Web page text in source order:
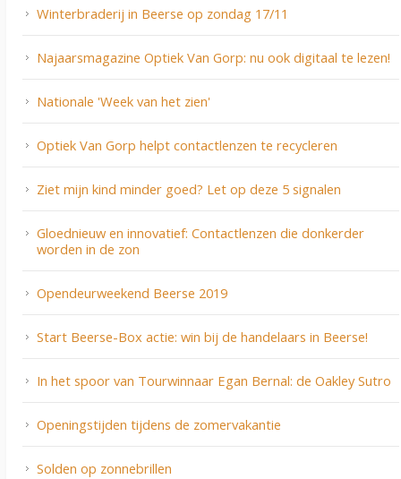
Winterbraderij in Beerse op zondag 17/11
Najaarsmagazine Optiek Van Gorp: nu ook digitaal te lezen!
Nationale 'Week van het zien'
Optiek Van Gorp helpt contactlenzen te recycleren
Ziet mijn kind minder goed? Let op deze 5 signalen
Gloednieuw en innovatief: Contactlenzen die donkerder
worden in de zon
Opendeurweekend Beerse 2019
Start Beerse-Box actie: win bij de handelaars in Beerse!
In het spoor van Tourwinnaar Egan Bernal: de Oakley Sutro
Openingstijden tijdens de zomervakantie
Solden op zonnebrillen